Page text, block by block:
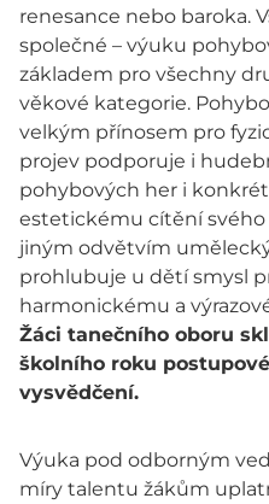
renesance nebo baroka.
společné – výuku
základem pro všechny
věkové kategorie.
velkým přínosem pro
projev podporuje i
pohybových her i
estetickému cítění
jiným odvětvím
prohlubuje u dětí smysl
harmonickému a
Žáci tanečního oboru
školního roku
vysvědčení.
Výuka pod odborným
míry talentu žákům